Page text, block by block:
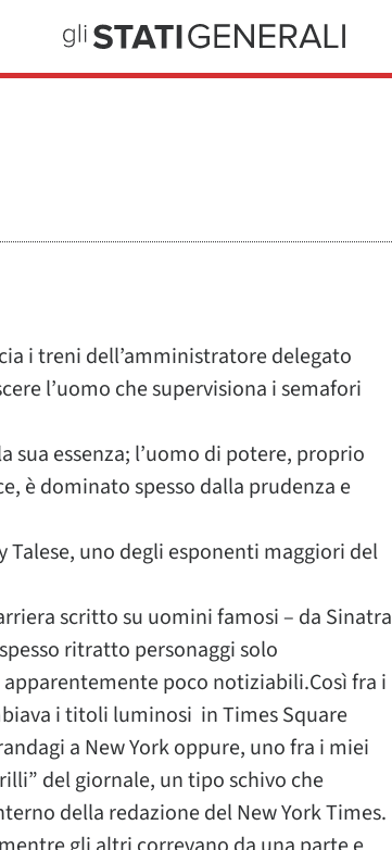
i treni dell’amministratore delegato
l’uomo che supervisiona i semafori
sua essenza; l’uomo di potere, proprio
è dominato spesso dalla prudenza e
Talese, uno degli esponenti maggiori del
scritto su uomini famosi – da Sinatra
ritratto personaggi solo
poco notiziabili.Così fra i
i titoli luminosi in Times Square
a New York oppure, uno fra i miei
del giornale, un tipo schivo che
della redazione del New York Times.